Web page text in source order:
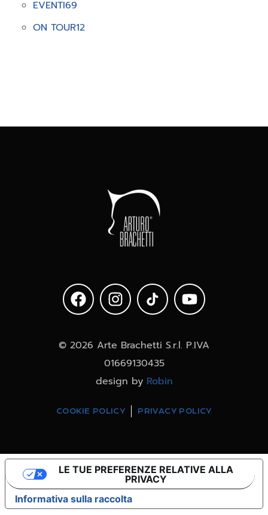
EVENTI69
ON TOUR12
© 2026 Arte Brachetti S.r.l. P.IVA
01669130435
design by Robin
COOKIE POLICY PRIVACY POLICY
Informativa sulla raccolta
LE TUE PREFERENZE RELATIVE ALLA
PRIVACY